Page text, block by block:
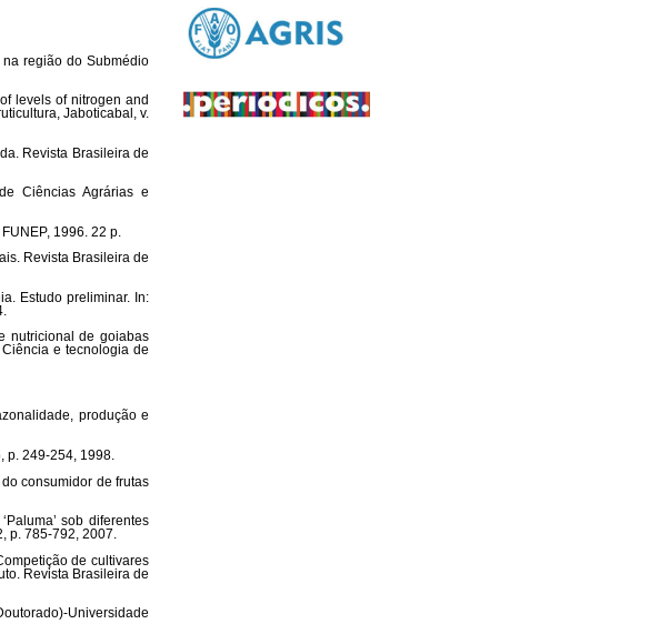
na região do Submédio
of levels of nitrogen and
Jaboticabal, v.
Revista Brasileira de
Ciências Agrárias e
1996. 22 p.
Revista Brasileira de
Estudo preliminar. In:
nutricional de goiabas
e tecnologia de
produção e
p. 249-254, 1998.
do consumidor de frutas
sob diferentes
p. 785-792, 2007.
de cultivares
Revista Brasileira de
Universidade